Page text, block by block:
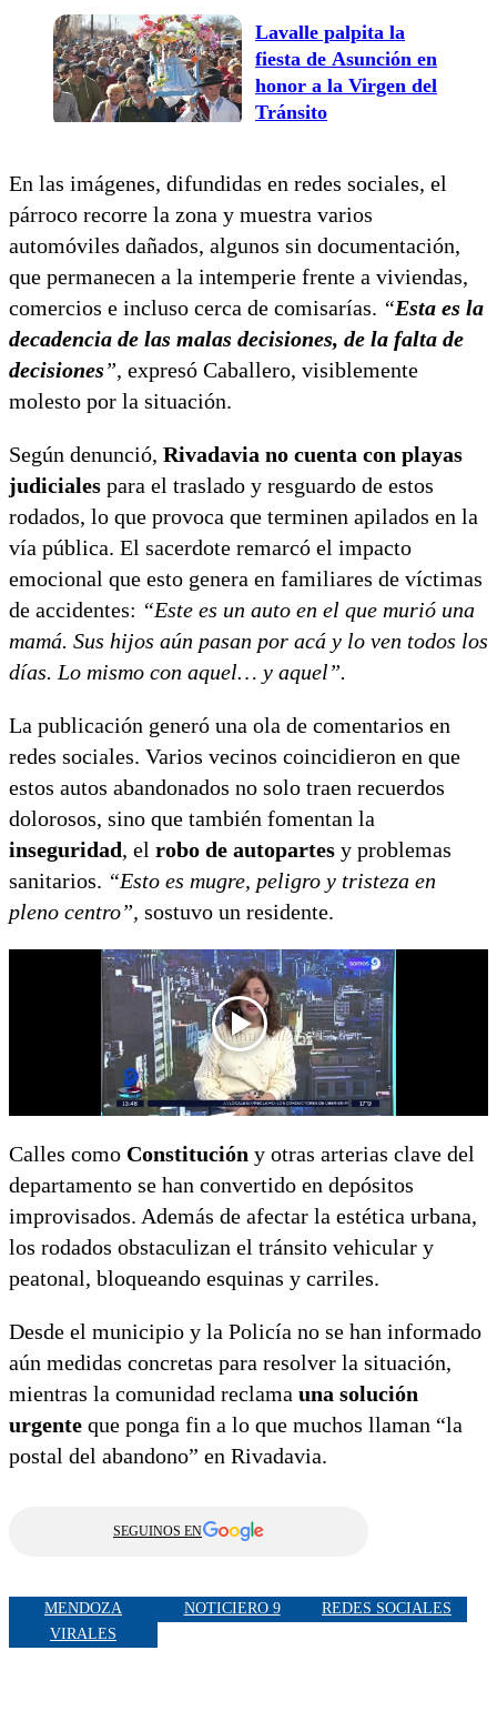
Lavalle palpita la
fiesta de Asunción en
honor a la Virgen del
Tránsito
En las imágenes, difundidas en redes sociales, el
párroco recorre la zona y muestra varios
automóviles dañados, algunos sin documentación,
que permanecen a la intemperie frente a viviendas,
comercios e incluso cerca de comisarías. “Esta es la
decadencia de las malas decisiones, de la falta de
decisiones”, expresó Caballero, visiblemente
molesto por la situación.
Según denunció, Rivadavia no cuenta con playas
judiciales para el traslado y resguardo de estos
rodados, lo que provoca que terminen apilados en la
vía pública. El sacerdote remarcó el impacto
emocional que esto genera en familiares de víctimas
de accidentes: “Este es un auto en el que murió una
mamá. Sus hijos aún pasan por acá y lo ven todos los
días. Lo mismo con aquel… y aquel”.
La publicación generó una ola de comentarios en
redes sociales. Varios vecinos coincidieron en que
estos autos abandonados no solo traen recuerdos
dolorosos, sino que también fomentan la
inseguridad, el robo de autopartes y problemas
sanitarios. “Esto es mugre, peligro y tristeza en
pleno centro”, sostuvo un residente.
Calles como Constitución y otras arterias clave del
departamento se han convertido en depósitos
improvisados. Además de afectar la estética urbana,
los rodados obstaculizan el tránsito vehicular y
peatonal, bloqueando esquinas y carriles.
Desde el municipio y la Policía no se han informado
aún medidas concretas para resolver la situación,
mientras la comunidad reclama una solución
urgente que ponga fin a lo que muchos llaman “la
postal del abandono” en Rivadavia.
SEGUINOS EN
MENDOZA NOTICIERO 9
REDES SOCIALES
VIRALES